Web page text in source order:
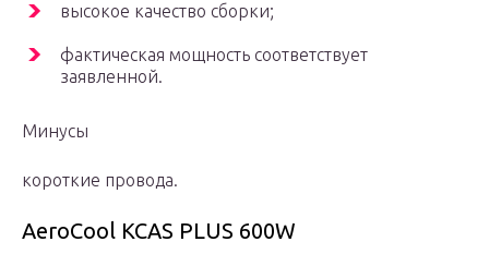
высокое качество сборки;
фактическая мощность соответствует
заявленной.
Минусы
короткие провода.
AeroCool KCAS PLUS 600W